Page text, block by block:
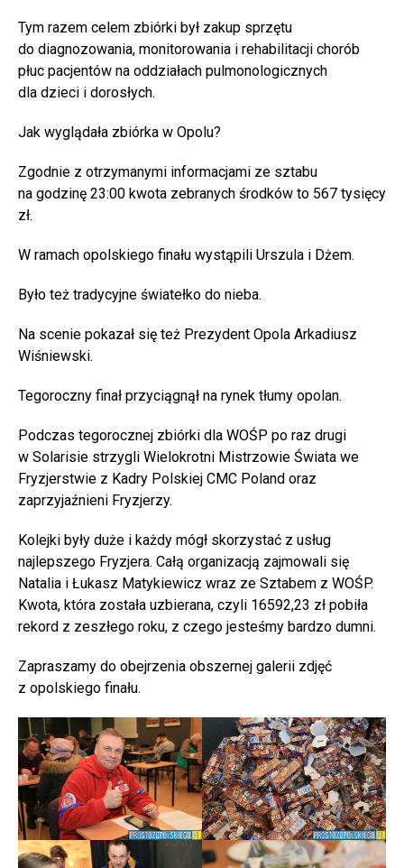
Tym razem celem zbiórki był zakup sprzętu
do diagnozowania, monitorowania i rehabilitacji chorób
płuc pacjentów na oddziałach pulmonologicznych
dla dzieci i dorosłych.
Jak wyglądała zbiórka w Opolu?
Zgodnie z otrzymanymi informacjami ze sztabu
na godzinę 23:00 kwota zebranych środków to 567 tysięcy
zł.
W ramach opolskiego finału wystąpili Urszula i Dżem.
Było też tradycyjne światełko do nieba.
Na scenie pokazał się też Prezydent Opola Arkadiusz
Wiśniewski.
Tegoroczny finał przyciągnął na rynek tłumy opolan.
Podczas tegorocznej zbiórki dla WOŚP po raz drugi
w Solarisie strzygli Wielokrotni Mistrzowie Świata we
Fryzjerstwie z Kadry Polskiej CMC Poland oraz
zaprzyjaźnieni Fryzjerzy.
Kolejki były duże i każdy mógł skorzystać z usług
najlepszego Fryzjera. Całą organizacją zajmowali się
Natalia i Łukasz Matykiewicz wraz ze Sztabem z WOŚP.
Kwota, która została uzbierana, czyli 16592,23 zł pobiła
rekord z zeszłego roku, z czego jesteśmy bardzo dumni.
Zapraszamy do obejrzenia obszernej galerii zdjęć
z opolskiego finału.